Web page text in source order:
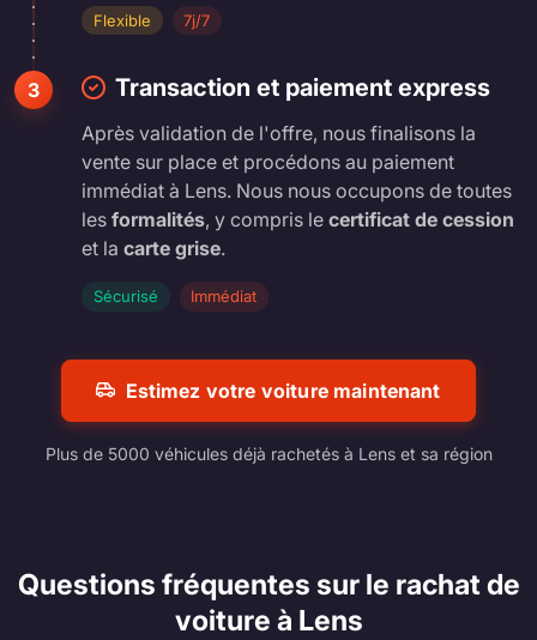
Flexible 7j/7
3 Transaction et paiement express
Après validation de l'offre, nous finalisons la
vente sur place et procédons au paiement
immédiat à Lens. Nous nous occupons de toutes
les formalités, y compris le certificat de cession
et la carte grise.
Sécurisé Immédiat
Estimez votre voiture maintenant
Plus de 5000 véhicules déjà rachetés à Lens et sa région
Questions fréquentes sur le rachat de
voiture à Lens